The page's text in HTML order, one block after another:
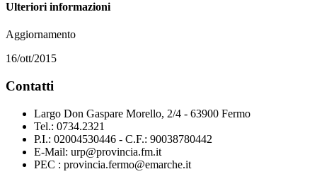
Ulteriori informazioni
Aggiornamento
16/ott/2015
Contatti
Largo Don Gaspare Morello, 2/4 - 63900 Fermo
Tel.: 0734.2321
P.I.: 02004530446 - C.F.: 90038780442
E-Mail: urp@provincia.fm.it
PEC : provincia.fermo@emarche.it